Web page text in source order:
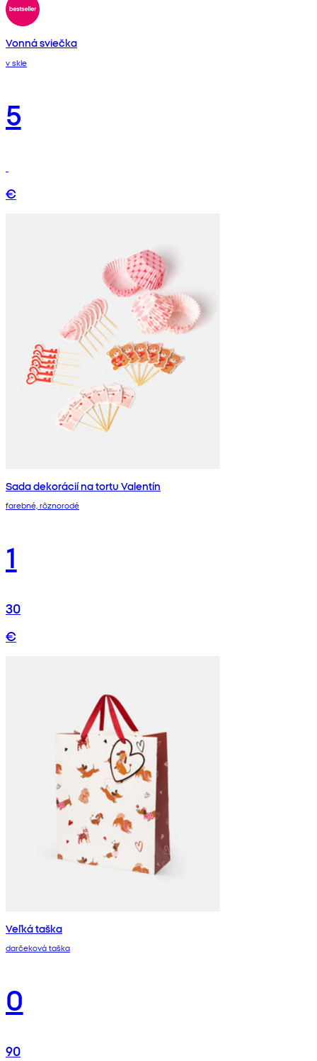
Vonná sviečka
v skle
5
€
Sada dekorácií na tortu Valentín
farebné, rôznorodé
1
30
€
Veľká taška
darčeková taška
0
90